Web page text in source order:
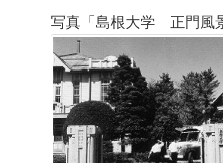
写真「島根大学 正門風